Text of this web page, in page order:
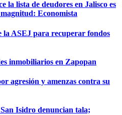
la lista de deudores en Jalisco es
Economista
ASEJ para recuperar fondos
inmobiliarios en Zapopan
agresión y amenzas contra su
Isidro denuncian tala;